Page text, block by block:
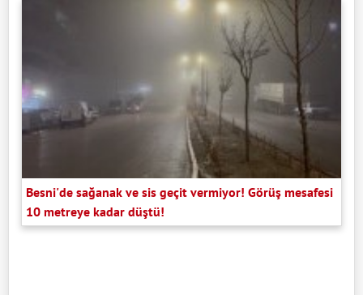
Besni'de sağanak ve sis geçit vermiyor! Görüş mesafesi
10 metreye kadar düştü!